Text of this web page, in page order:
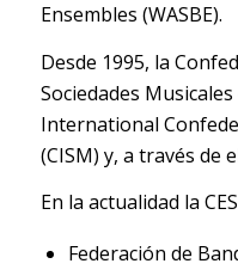
Ensembles (WASBE).
Desde 1995, la
Sociedades
International
(CISM) y, a través de
En la actualidad la
Federación de